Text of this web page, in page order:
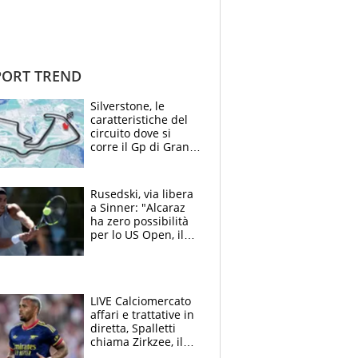
TREND
Silverstone, le
caratteristiche del
circuito dove si
corre il Gp di Gran
Rusedski, via libera
a Sinner: "Alcaraz
ha zero possibilità
per lo US Open, il
LIVE Calciomercato
affari e trattative in
diretta, Spalletti
chiama Zirkzee, il